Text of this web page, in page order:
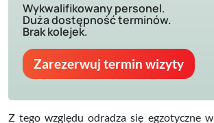
Wykwalifikowany personel.
Duża dostępność terminów.
Brak kolejek.
Zarezerwuj termin wizyty
Z tego względu odradza się egzotyczne